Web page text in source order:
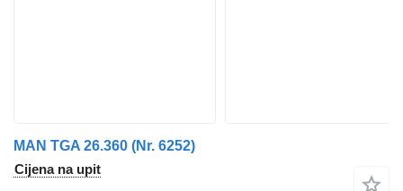
MAN TGA 26.360 (Nr. 6252)
Cijena na upit